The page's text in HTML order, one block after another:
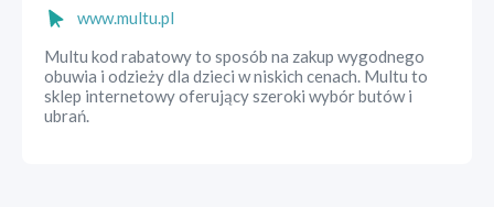
www.multu.pl
Multu kod rabatowy to sposób na zakup wygodnego
obuwia i odzieży dla dzieci w niskich cenach. Multu to
sklep internetowy oferujący szeroki wybór butów i
ubrań.